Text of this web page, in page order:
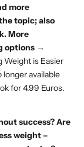
more
topic; also
.More
options →
Weight is Easier
longer available
for 4.99 Euros.
success? Are
weight –